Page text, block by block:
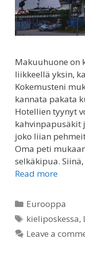
Makuuhuone on
liikkeellä yksin,
Kokemusteni
kannata pakata
Hotellien tyynyt
kahvinpapusäkit
joko liian
Oma peti
selkäkipua.
Read more
Categories
Eurooppa
Tags
kieliposkessa,
Leave a